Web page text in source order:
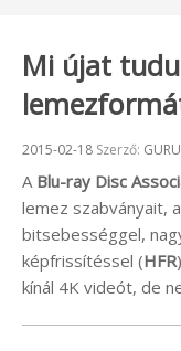
Mi újat
Beküldve:
2015-02-18 Szerző: GURU
A Blu-ray Disc
lemez szabványait,
bitsebességgel,
képfrissítéssel (HFR
kínál 4K videót, de